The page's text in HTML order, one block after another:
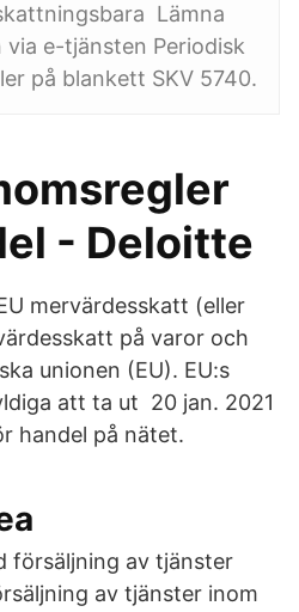
Lämna
via e-tjänsten Periodisk
på blankett SKV 5740.
- Deloitte
mervärdesskatt (eller
på varor och
unionen (EU). EU:s
att ta ut 20 jan. 2021
handel på nätet.
försäljning av tjänster
av tjänster inom